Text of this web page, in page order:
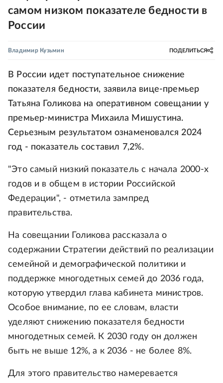
самом низком показателе бедности в
России
Владимир Кузьмин ПОДЕЛИТЬСЯ
В России идет поступательное снижение
показателя бедности, заявила вице-премьер
Татьяна Голикова на оперативном совещании у
премьер-министра Михаила Мишустина.
Серьезным результатом ознаменовался 2024
год - показатель составил 7,2%.
"Это самый низкий показатель с начала 2000-х
годов и в общем в истории Российской
Федерации", - отметила зампред
правительства.
На совещании Голикова рассказала о
содержании Стратегии действий по реализации
семейной и демографической политики и
поддержке многодетных семей до 2036 года,
которую утвердил глава кабинета министров.
Особое внимание, по ее словам, власти
уделяют снижению показателя бедности
многодетных семей. К 2030 году он должен
быть не выше 12%, а к 2036 - не более 8%.
Для этого правительство намеревается